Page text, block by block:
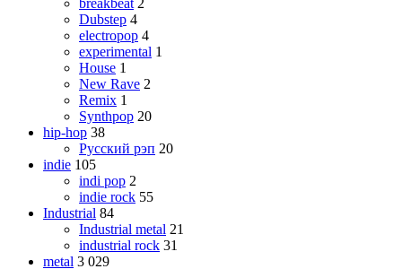
Dubstep 4
electropop 4
experimental 1
House 1
New Rave 2
Remix 1
Synthpop 20
hip-hop 38
Русский рэп 20
indie 105
indi pop 2
indie rock 55
Industrial 84
Industrial metal 21
industrial rock 31
metal 3 029